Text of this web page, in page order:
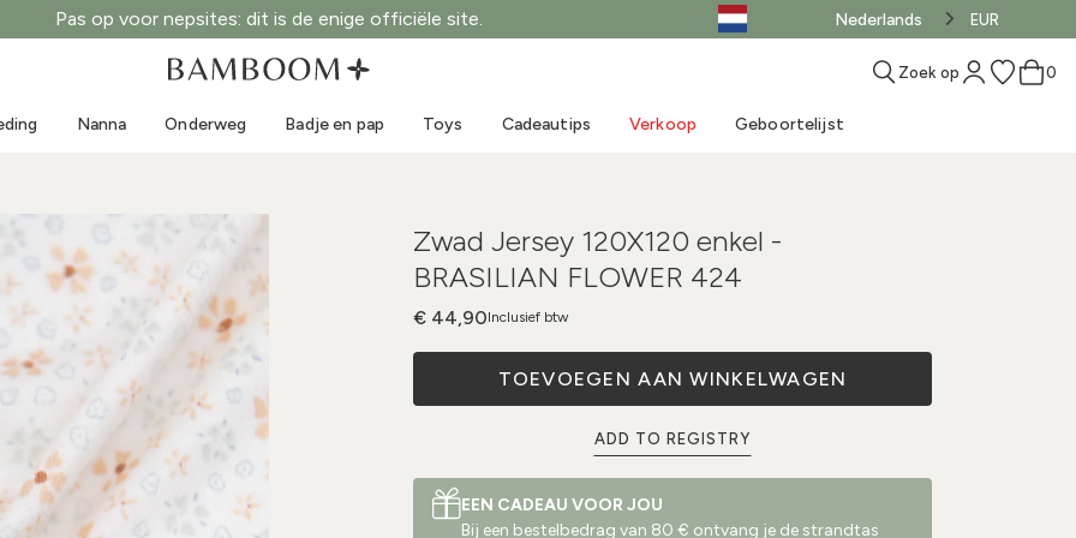
Pas op voor nepsites: dit is de enige officiële site. Nederlands EUR
Shorts en rokken
Rompertjes
Vestjes en jasjes
Jurkjes
Petjes
Accessoires
Zee
geboorte
Nanna
slaapzak?
Onderweg
Kinderwagenmatrasjes
Badje en pap
Onze blog
Toys
Toys
Cadeautips
Nieuw
Verkoop
Verkoop - Kleding
Geboortelijst
Zoek op 0
Zwad Jersey 120X120 enkel -
BRASILIAN FLOWER 424
Inclusief btw
€ 44,90
TOEVOEGEN AAN WINKELWAGEN
ADD TO REGISTRY
EEN CADEAU VOOR JOU
Bij een bestelbedrag van 80 € ontvang je de strandtas